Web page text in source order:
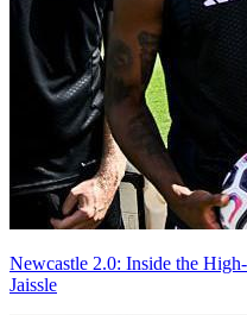
Newcastle 2.0: Inside the
Jaissle